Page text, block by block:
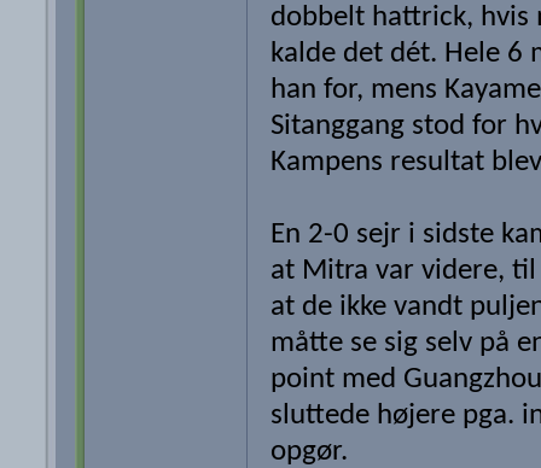
dobbelt hattrick, hvis
kalde det dét. Hele 6
han for, mens
Sitanggang stod for
Kampens resultat
En 2-0 sejr i sidste
at Mitra var videre,
at de ikke vandt
måtte se sig selv på
point med
sluttede højere pga.
opgør.